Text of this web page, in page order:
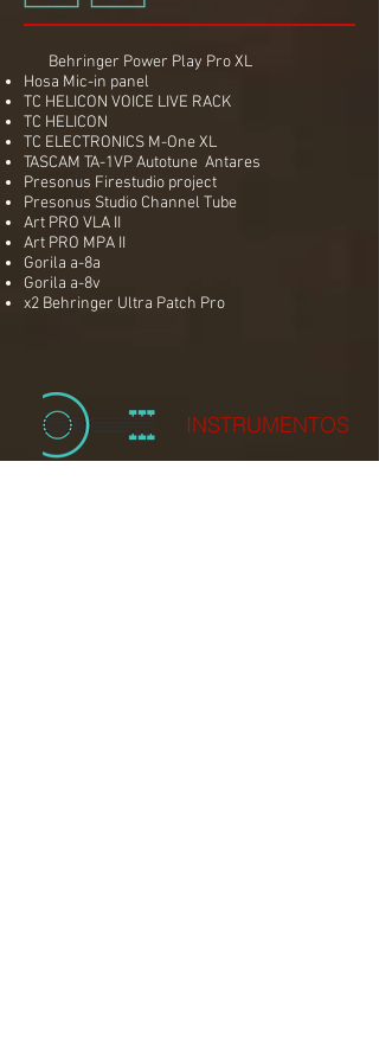
Behringer Power Play Pro XL
Hosa Mic-in panel
TC HELICON VOICE LIVE RACK
TC HELICON
TC ELECTRONICS M-One XL
TASCAM TA-1VP Autotune Antares
Presonus Firestudio project
Presonus Studio Channel Tube
Art PRO VLA II
Art PRO MPA II
Gorila a-8a
Gorila a-8v
x2 Behringer Ultra Patch Pro
INSTRUMENTOS